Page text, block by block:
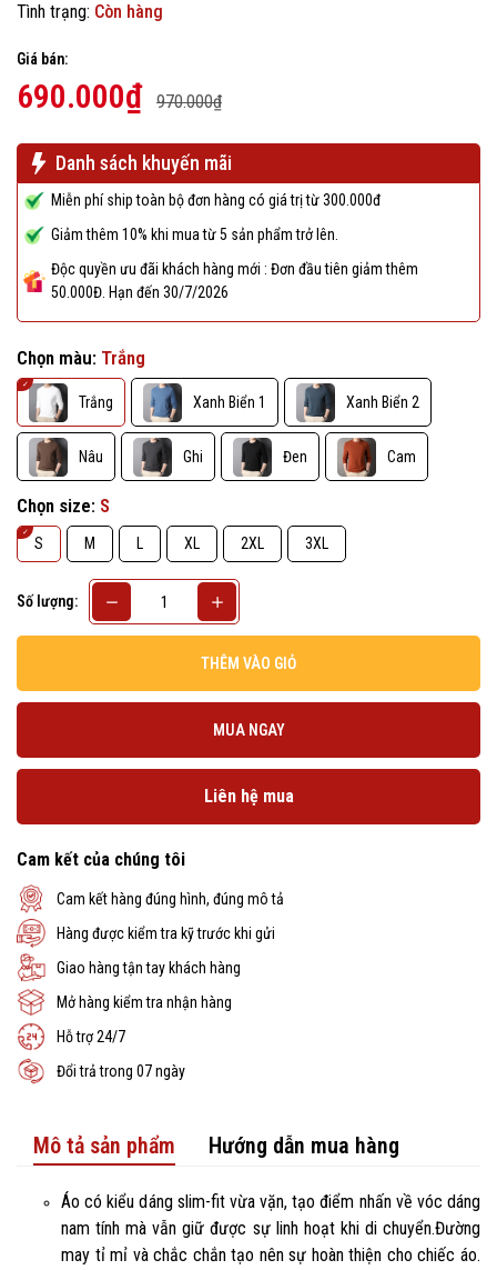
Tình trạng: Còn hàng
Giá bán:
690.000₫ 970.000₫
Danh sách khuyến mãi
Miễn phí ship toàn bộ đơn hàng có giá trị từ 300.000đ
Giảm thêm 10% khi mua từ 5 sản phẩm trở lên.
Độc quyền ưu đãi khách hàng mới : Đơn đầu tiên giảm thêm
50.000Đ. Hạn đến 30/7/2026
Chọn màu: Trắng
Trắng Xanh Biển 1 Xanh Biển 2
Nâu Ghi Đen Cam
Chọn size: S
S M L XL 2XL 3XL
Số lượng:
THÊM VÀO GIỎ
MUA NGAY
Liên hệ mua
Cam kết của chúng tôi
Cam kết hàng đúng hình, đúng mô tả
Hàng được kiểm tra kỹ trước khi gửi
Giao hàng tận tay khách hàng
Mở hàng kiểm tra nhận hàng
Hỗ trợ 24/7
Đổi trả trong 07 ngày
Mô tả sản phẩm Hướng dẫn mua hàng
Áo có kiểu dáng slim-fit vừa vặn, tạo điểm nhấn về vóc dáng
nam tính mà vẫn giữ được sự linh hoạt khi di chuyển.Đường
may tỉ mỉ và chắc chắn tạo nên sự hoàn thiện cho chiếc áo.